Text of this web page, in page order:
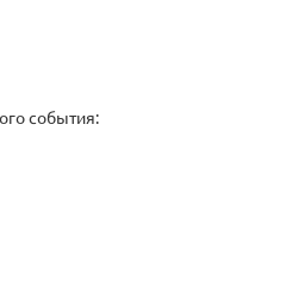
события: